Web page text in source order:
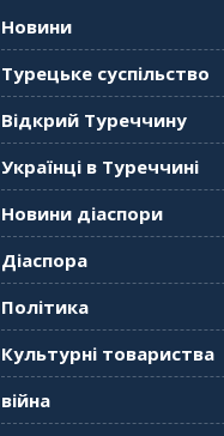
Новини
Турецьке суспільство
Відкрий Туреччину
Українці в Туреччині
Новини діаспори
Діаспора
Політика
Культурні товариства
війна